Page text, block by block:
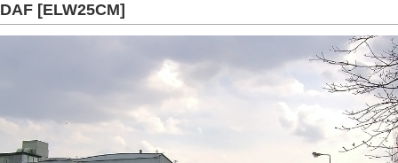
DAF [ELW25CM]